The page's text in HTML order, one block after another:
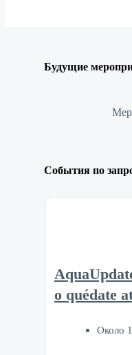
Будущие
События по
o quédate
Около